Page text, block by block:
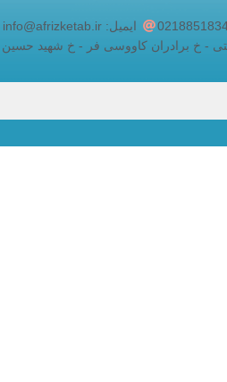
ایمیل: info@afrizketab.ir
کاووسی فر - خ شهید حسین میرزایی زینالی